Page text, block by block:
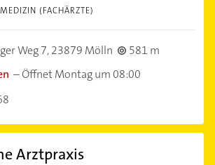
(FACHÄRZTE)
Weg 7,23879 Mölln
581 m
–Öffnet Montag um 08:00
Arztpraxis